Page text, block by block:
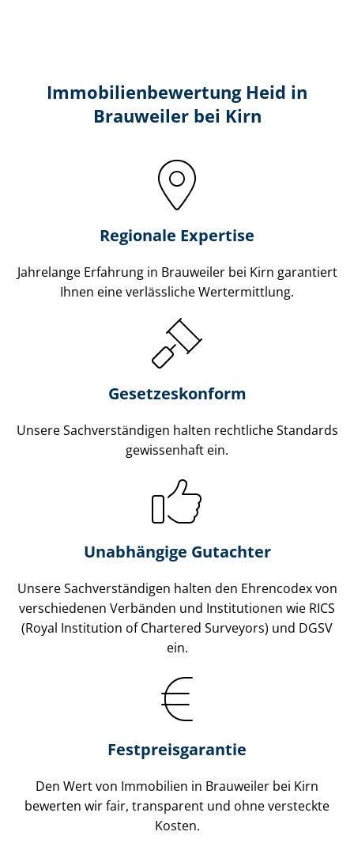
Immobilien­bewertung Heid in
Brauweiler bei Kirn
Regionale Expertise
Jahrelange Erfahrung in Brauweiler bei Kirn garantiert
Ihnen eine verlässliche Wertermittlung.
Gesetzes­konform
Unsere Sach­ver­stän­di­gen halten rechtliche Standards
gewissenhaft ein.
Unabhängige Gutachter
Unsere Sach­ver­stän­di­gen halten den Ehrencodex von
verschiedenen Verbänden und Institutionen wie RICS
(Royal Institution of Chartered Surveyors) und DGSV
ein.
Festpreis​garantie
Den Wert von Immobilien in Brauweiler bei Kirn
bewerten wir fair, transparent und ohne versteckte
Kosten.